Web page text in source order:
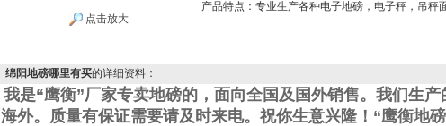
点击放大
产品特点： 专业生产各种电子地磅，电子秤，吊秤
绵阳地磅哪里有买的详细资料：
我是“鹰衡”厂家专卖地磅的，面向全国及国外销售。我们生
海外。质量有保证需要请及时来电。祝你生意兴隆！“鹰衡地磅